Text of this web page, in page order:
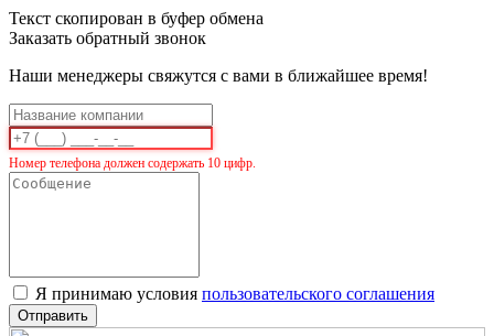
Текст скопирован в буфер обмена
Заказать обратный звонок
Наши менеджеры свяжутся с вами в ближайшее время!
Номер телефона должен содержать 10 цифр.
Я принимаю условия пользовательского соглашения
Отправить